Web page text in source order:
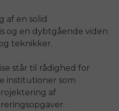
af en solid
og en dybtgående viden
teknikker.
står til rådighed for
institutioner som
af